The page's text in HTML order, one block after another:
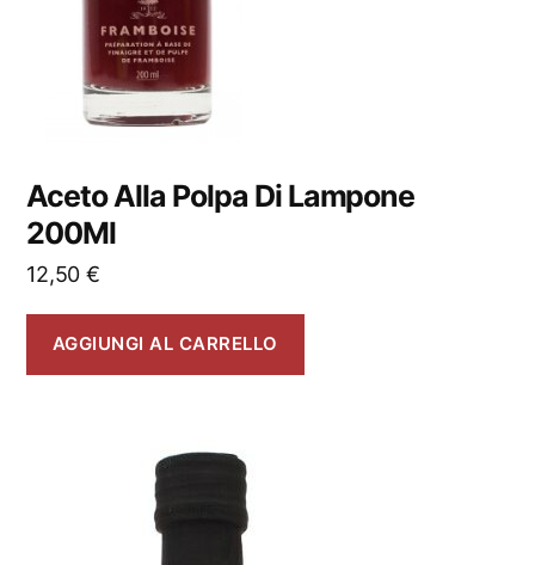
Aceto Alla Polpa Di Lampone
200Ml
12,50 €
AGGIUNGI AL CARRELLO